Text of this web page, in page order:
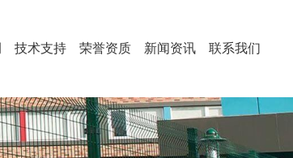
技术支持 荣誉资质 新闻资讯 联系我们